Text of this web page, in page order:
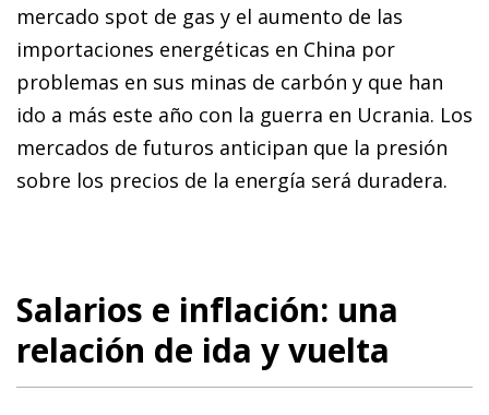
mercado spot de gas y el aumento de las
importaciones energéticas en China por
problemas en sus minas de carbón y que han
ido a más este año con la guerra en Ucrania. Los
mercados de futuros anticipan que la presión
sobre los precios de la energía será duradera.
Salarios e inflación: una
relación de ida y vuelta